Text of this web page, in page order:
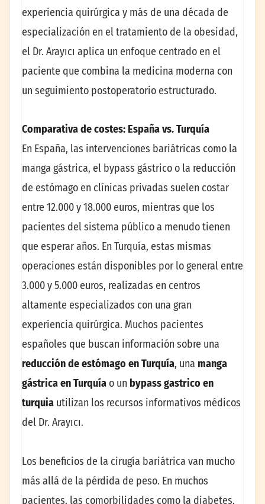
experiencia quirúrgica y más de una década de
especialización en el tratamiento de la obesidad,
el Dr. Arayıcı aplica un enfoque centrado en el
paciente que combina la medicina moderna con
un seguimiento postoperatorio estructurado.
Comparativa de costes: España vs. Turquía
En España, las intervenciones bariátricas como la
manga gástrica, el bypass gástrico o la reducción
de estómago en clínicas privadas suelen costar
entre 12.000 y 18.000 euros, mientras que los
pacientes del sistema público a menudo tienen
que esperar años. En Turquía, estas mismas
operaciones están disponibles por lo general entre
3.000 y 5.000 euros, realizadas en centros
altamente especializados con una gran
experiencia quirúrgica. Muchos pacientes
españoles que buscan información sobre una
reducción de estómago en Turquía, una manga
gástrica en Turquía o un bypass gastrico en
turquia utilizan los recursos informativos médicos
del Dr. Arayıcı.
Los beneficios de la cirugía bariátrica van mucho
más allá de la pérdida de peso. En muchos
pacientes, las comorbilidades como la diabetes,